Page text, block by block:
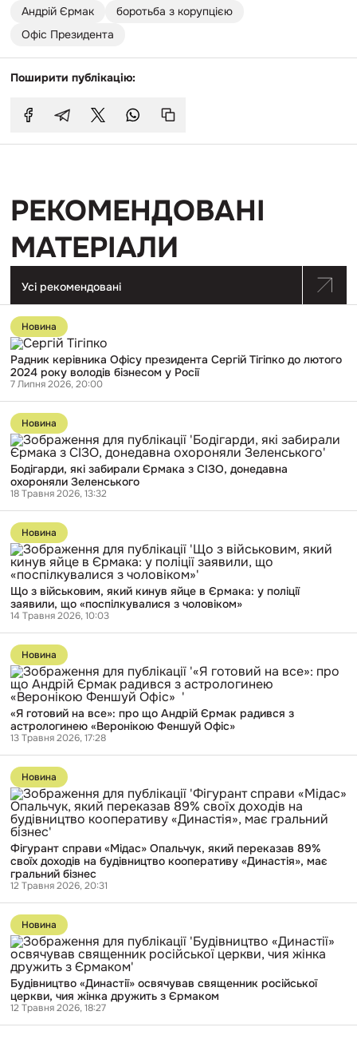
Андрій Єрмак
боротьба з корупцією
Офіс Президента
Поширити публікацію:
РЕКОМЕНДОВАНІ
МАТЕРІАЛИ
Усі рекомендовані
Перейти
до
публікації
Радник
керівника
Офісу
президента
Сергій
Тігіпко
до
лютого
2024
року
володів
бізнесом
Росії
Новина
Радник керівника Офісу президента Сергій Тігіпко до лютого
2024 року володів бізнесом у Росії
7 Липня 2026, 20:00
Перейти
до
публікації
Бодігарди,
які
забирали
Єрмака
СІЗО,
донедавна
охороняли
Зеленського
Новина
Бодігарди, які забирали Єрмака з СІЗО, донедавна
охороняли Зеленського
18 Травня 2026, 13:32
Перейти
до
публікації
Що
військовим,
який
кинув
яйце
в
Єрмака:
поліції
заявили,
що
«поспілкувалися
чоловіком»
Новина
Що з військовим, який кинув яйце в Єрмака: у поліції
заявили, що «поспілкувалися з чоловіком»
14 Травня 2026, 10:03
Перейти
до
публікації
«Я
готовий
на
все»:
про
що
Андрій
Єрмак
радився
астрологинею
«Веронікою
Феншуй
Офіс»
Новина
«Я готовий на все»: про що Андрій Єрмак радився з
астрологинею «Веронікою Феншуй Офіс»
13 Травня 2026, 17:28
Перейти
до
публікації
Фігурант
справи
«Мідас»
Опальчук,
який
переказав
89%
своїх
доходів
на
будівництво
кооперативу
«Династія»,
має
гральний
бізнес
Новина
Фігурант справи «Мідас» Опальчук, який переказав 89%
своїх доходів на будівництво кооперативу «Династія», має
гральний бізнес
12 Травня 2026, 20:31
Перейти
до
публікації
Будівництво
«Династії»
освячував
священник
російської
церкви,
чия
Новина
Будівництво «Династії» освячував священник російської
церкви, чия жінка дружить з Єрмаком
12 Травня 2026, 18:27